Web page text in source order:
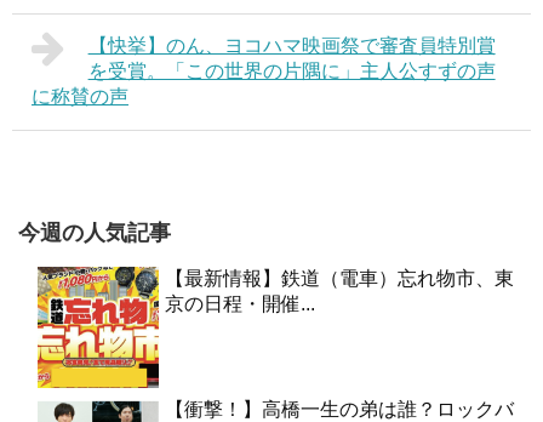
【快挙】のん、ヨコハマ映画祭で審査員特別賞
を受賞。「この世界の片隅に」主人公すずの声
に称賛の声
今週の人気記事
【最新情報】鉄道（電車）忘れ物市、東
京の日程・開催...
【衝撃！】高橋一生の弟は誰？ロックバ